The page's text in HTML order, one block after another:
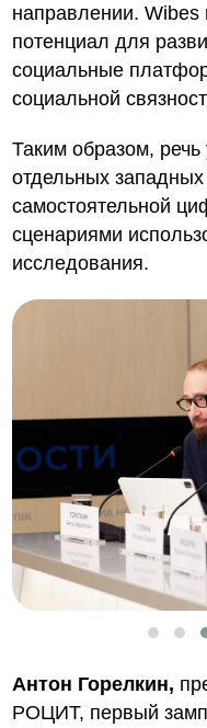
направлении.
потенциал для
социальные
социальной
Таким образом,
отдельных
самостоятельной
сценариями
исследования.
Антон Горелкин,
РОЦИТ, первый